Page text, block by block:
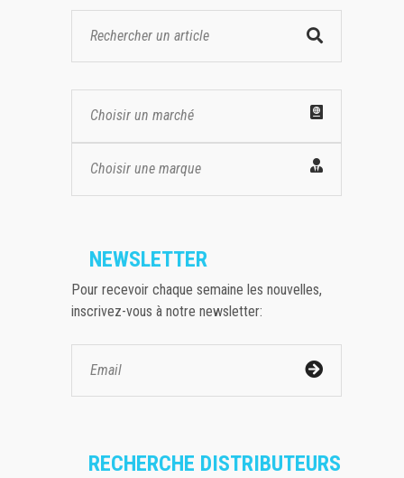
Choisir un marché
Choisir une marque
NEWSLETTER
Pour recevoir chaque semaine les nouvelles,
inscrivez-vous à notre newsletter:
RECHERCHE DISTRIBUTEURS